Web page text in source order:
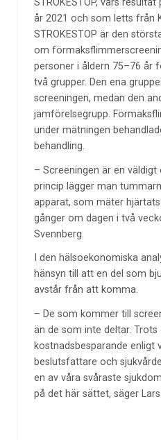
STROKESTOP, vars
år 2021 och som letts från
STROKESTOP är den
om
personer i åldern 75–76 år
två grupper. Den ena
screeningen, medan den
jämförelsegrupp.
under mätningen
behandling.
– Screeningen är en väldigt
princip lägger man
apparat, som mäter
gånger om dagen i två
Svennberg.
I den hälsoekonomiska
hänsyn till att en del som
avstår från att komma.
– De som kommer till
än de som inte deltar. Trots
kostnadsbesparande enligt
beslutsfattare och
en av våra svåraste
på det här sättet, säger